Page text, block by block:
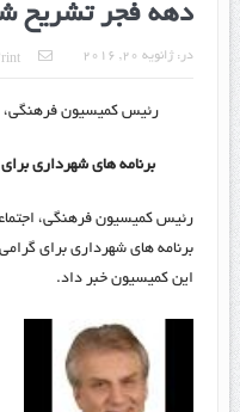
دهه فجر تشریح
در:ژانویه 20, 2016
رئیس کمیسیون فرهنگی،
برنامه های شهرداری
رئیس کمیسیون فرهنگی،
برنامه های شهرداری برای
این کمیسیون خبر داد.